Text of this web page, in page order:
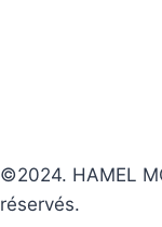
©2024. HAMEL
réservés.